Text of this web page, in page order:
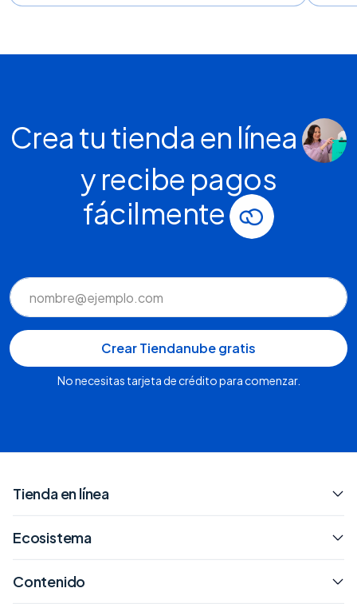
Crea tu tienda en línea
y recibe pagos
fácilmente
No necesitas tarjeta de crédito para comenzar.
Tienda en línea
Ecosistema
Contenido